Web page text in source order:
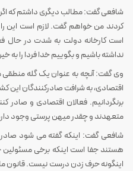
شافعی گفت: مطالب دیگری داشتم که
کردند من خواهم گفت. لازم است این
است کارخانه دولت به شدت در حال
نداشته باشیم و بگوییم خدا فردا را به
وی گفت: آنچه به عنوان یک گله
اقتصادی، به شرافت صادرکنندگان این
برنگردانیم. فعالان اقتصادی و صادر
متعهدند و چقدر میهن پرستی وجود
شافعی گفت: اینکه گفته می شود
هستند جفا است اینکه برخی مسئولین
اینگونه حرف زدن درست نیست. قانون